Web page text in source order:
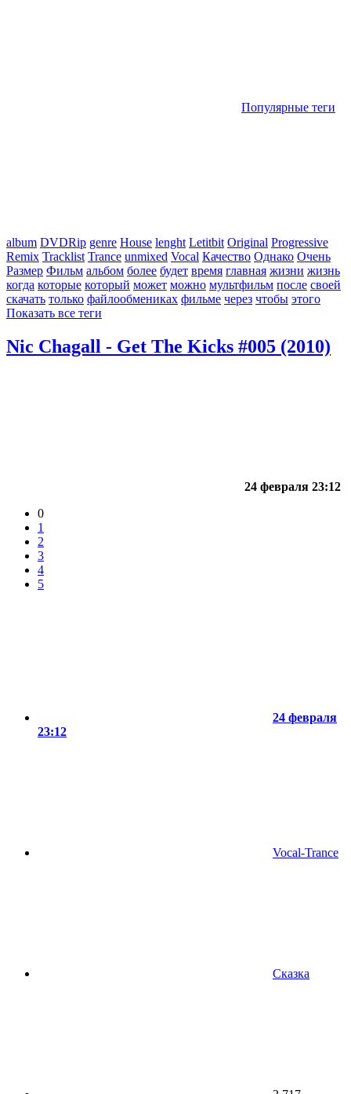
Популярные теги
album DVDRip genre House lenght Letitbit Original Progressive
Remix Tracklist Trance unmixed Vocal Качество Однако Очень
Размер Фильм альбом более будет время главная жизни жизнь
когда которые который может можно мультфильм после своей
скачать только файлообмениках фильме через чтобы этого
Показать все теги
Nic Chagall - Get The Kicks #005 (2010)
24 февраля 23:12
0
1
2
3
4
5
24 февраля
23:12
Vocal-Trance
Сказка